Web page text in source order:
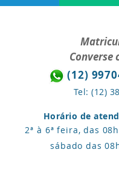
Converse
(12)
Tel: (12)
Horário de
2ª à 6ª feira, das
sábado das